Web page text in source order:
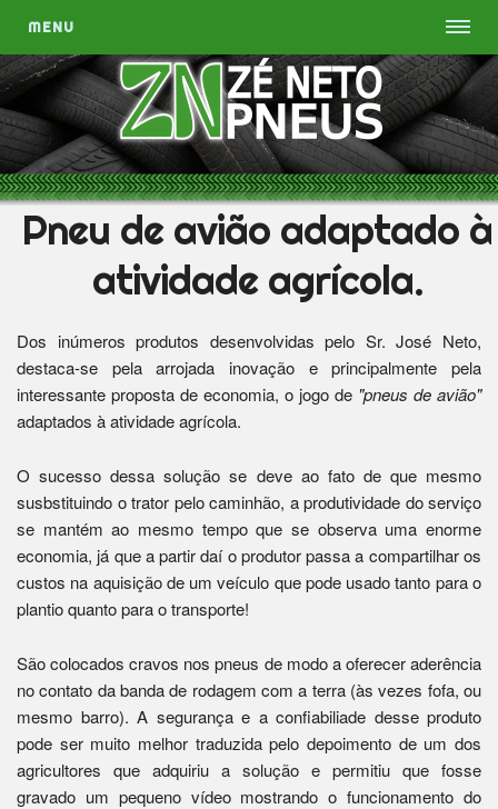
MENU
Pneu de avião adaptado à
atividade agrícola.
Dos inúmeros produtos desenvolvidas pelo Sr. José Neto,
destaca-se pela arrojada inovação e principalmente pela
interessante proposta de economia, o jogo de "pneus de avião"
adaptados à atividade agrícola.
O sucesso dessa solução se deve ao fato de que mesmo
susbstituindo o trator pelo caminhão, a produtividade do serviço
se mantém ao mesmo tempo que se observa uma enorme
economia, já que a partir daí o produtor passa a compartilhar os
custos na aquisição de um veículo que pode usado tanto para o
plantio quanto para o transporte!
São colocados cravos nos pneus de modo a oferecer aderência
no contato da banda de rodagem com a terra (às vezes fofa, ou
mesmo barro). A segurança e a confiabiliade desse produto
pode ser muito melhor traduzida pelo depoimento de um dos
agricultores que adquiriu a solução e permitiu que fosse
gravado um pequeno vídeo mostrando o funcionamento do